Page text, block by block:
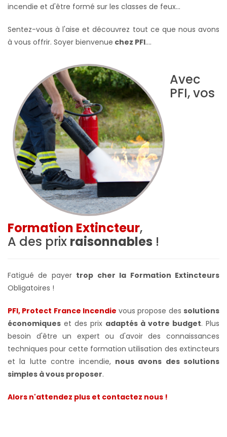
incendie et d'être formé sur les classes de feux...
Sentez-vous à l'aise et découvrez tout ce que nous avons
à vous offrir. Soyer bienvenue chez PFI….
Avec
PFI, vos
Formation Extincteur,
A des prix raisonnables !
Fatigué de payer trop cher la Formation Extincteurs
Obligatoires !
PFI, Protect France Incendie vous propose dessolutions
économiques et des prix adaptés à votre budget. Plus
besoin d'être un expert ou d'avoir des connaissances
techniques pour cette formation utilisation des extincteurs
et la lutte contre incendie, nous avons des solutions
simples à vous proposer.
Alors n'attendez plus et contactez nous !